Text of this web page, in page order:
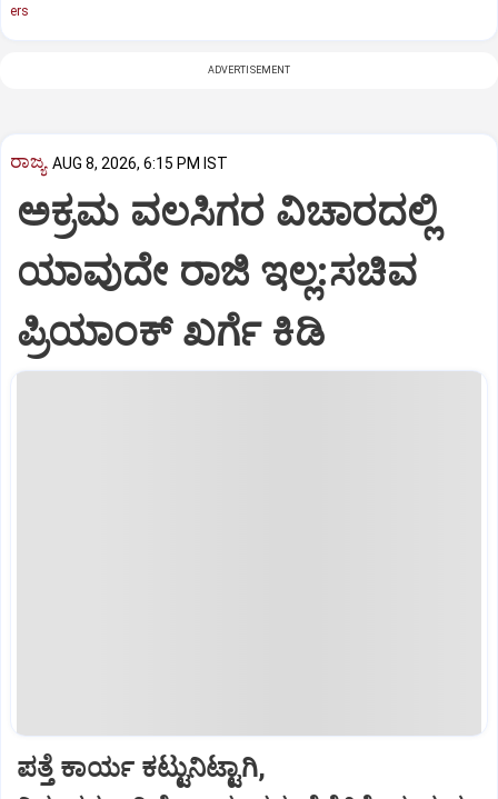
ers
ADVERTISEMENT
ರಾಜ್ಯ AUG 8, 2026, 6:15 PM IST
ಅಕ್ರಮ ವಲಸಿಗರ ವಿಚಾರದಲ್ಲಿ
ಯಾವುದೇ ರಾಜಿ ಇಲ್ಲ:ಸಚಿವ
ಪ್ರಿಯಾಂಕ್ ಖರ್ಗೆ ಕಿಡಿ
ಪತ್ತೆ ಕಾರ್ಯ ಕಟ್ಟುನಿಟ್ಟಾಗಿ,